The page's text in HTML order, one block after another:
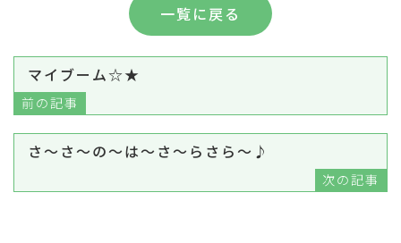
マイブーム☆★
前の記事
一覧に戻る
さ～さ～の～は～さ～らさら～♪
次の記事